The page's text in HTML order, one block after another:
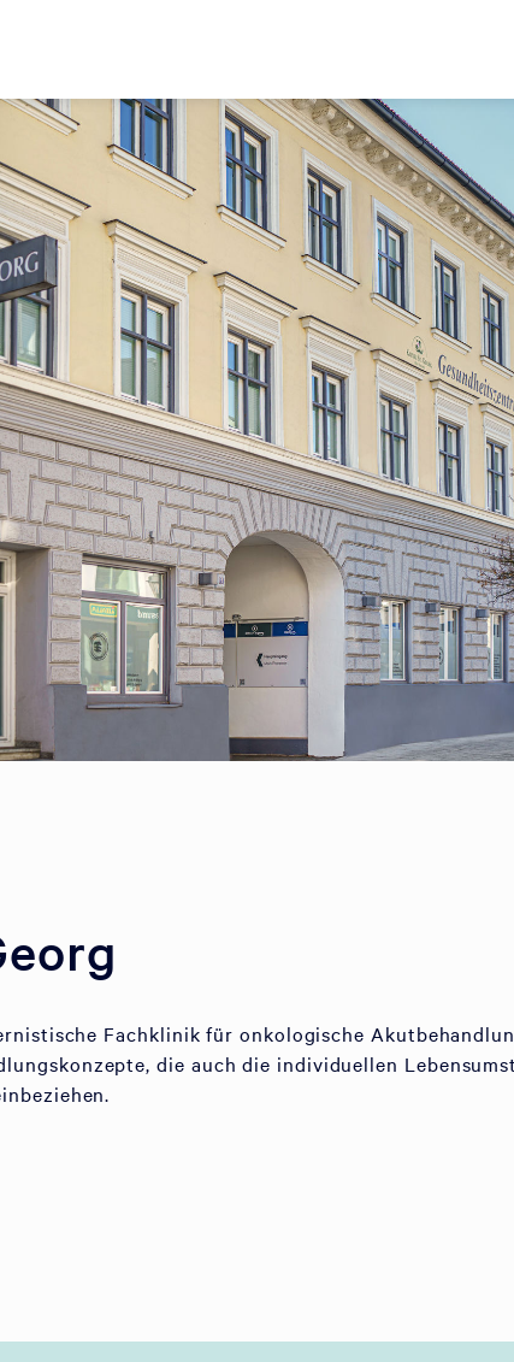
Fachklinik für onkologische
die auch die individuellen